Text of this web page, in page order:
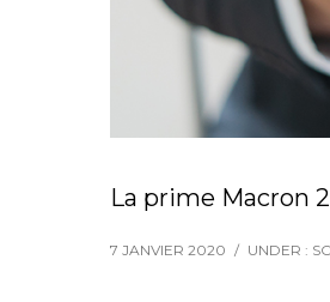
La prime Macron
7 JANVIER 2020 / UNDER :